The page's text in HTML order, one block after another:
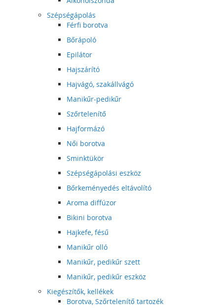
Szépségápolás
Férfi borotva
Bőrápoló
Epilátor
Hajszárító
Hajvágó, szakállvágó
Manikűr-pedikűr
Szőrtelenítő
Hajformázó
Női borotva
Sminktükör
Szépségápolási eszköz
Bőrkeményedés eltávolító
Aroma diffúzor
Bikini borotva
Hajkefe, fésű
Manikűr olló
Manikűr, pedikűr szett
Manikűr, pedikűr eszköz
Kiegészítők, kellékek
Borotva, Szőrtelenítő tartozék